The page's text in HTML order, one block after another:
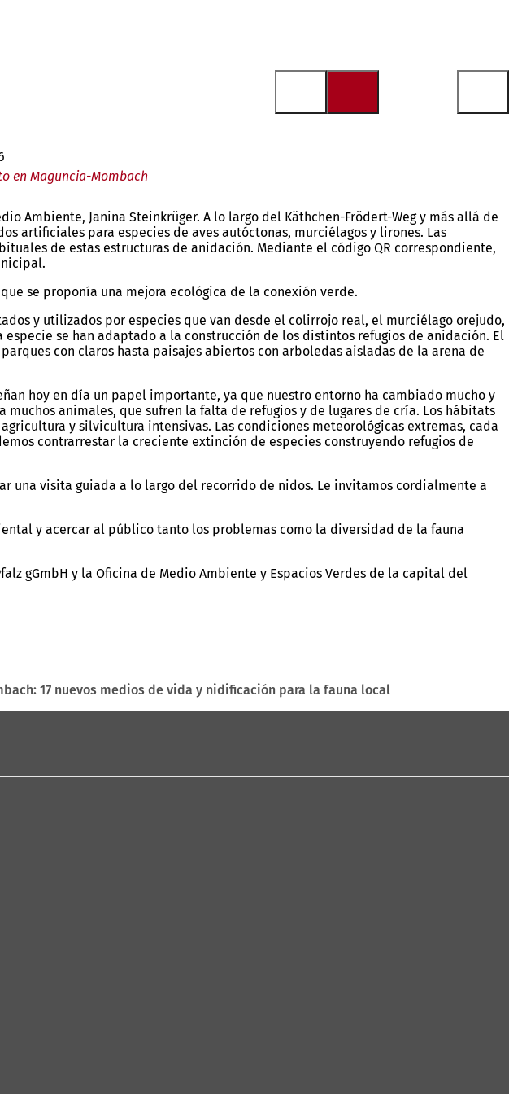
en Maguncia-Mombach
Ambiente, Janina Steinkrüger. A lo largo del Käthchen-Frödert-Weg y más allá de
artificiales para especies de aves autóctonas, murciélagos y lirones. Las
de estas estructuras de anidación. Mediante el código QR correspondiente,
se proponía una mejora ecológica de la conexión verde.
y utilizados por especies que van desde el colirrojo real, el murciélago orejudo,
se han adaptado a la construcción de los distintos refugios de anidación. El
con claros hasta paisajes abiertos con arboledas aisladas de la arena de
hoy en día un papel importante, ya que nuestro entorno ha cambiado mucho y
animales, que sufren la falta de refugios y de lugares de cría. Los hábitats
y silvicultura intensivas. Las condiciones meteorológicas extremas, cada
contrarrestar la creciente extinción de especies construyendo refugios de
una visita guiada a lo largo del recorrido de nidos. Le invitamos cordialmente a
y acercar al público tanto los problemas como la diversidad de la fauna
gGmbH y la Oficina de Medio Ambiente y Espacios Verdes de la capital del
17 nuevos medios de vida y nidificación para la fauna local